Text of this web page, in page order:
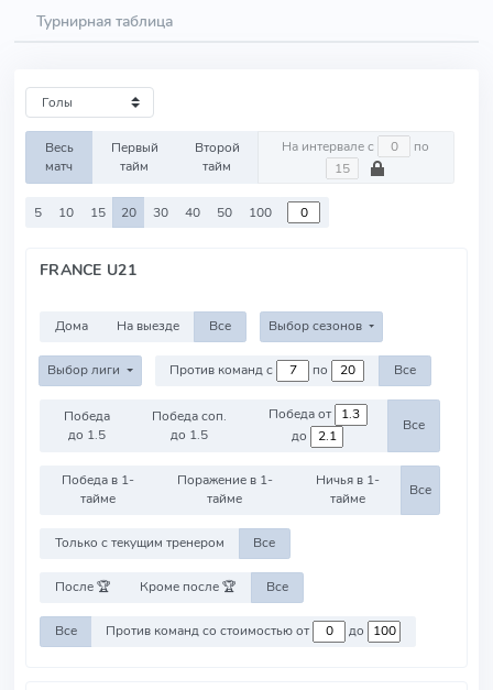
Турнирная таблица
Весь
матч
Первый
тайм
Второй
тайм
На интервале с по
5 10 15 20 30 40 50 100
FRANCE U21
Дома На выезде Все Выбор сезонов
Выбор лиги Против команд с по Все
Победа
до 1.5
Победа соп.
до 1.5
Победа от
до
Все
Победа в 1-
тайме
Поражение в 1-
тайме
Ничья в 1-
тайме
Все
Только с текущим тренером Все
После 🏆 Кроме после 🏆 Все
Все Против команд со стоимостью от до